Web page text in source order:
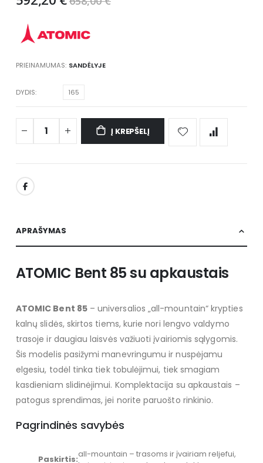
the
gallery
PRIEINAMUMAS: SANDĖLYJE
DYDIS 165
Į KREPŠELĮ
APRAŠYMAS
ATOMIC Bent 85 su apkaustais
ATOMIC Bent 85– universalios „all-mountain“ krypties
kalnų slidės, skirtos tiems, kurie nori lengvo valdymo
trasoje ir daugiau laisvės važiuoti įvairiomis sąlygomis.
Šis modelis pasižymi manevringumu ir nuspėjamu
elgesiu, todėl tinka tiek tobulėjimui, tiek smagiam
kasdieniam slidinėjimui. Komplektacija su apkaustais –
patogus sprendimas, jei norite paruošto rinkinio.
Pagrindinės savybės
Paskirtis:all-mountain – trasoms ir įvairiam reljefui,